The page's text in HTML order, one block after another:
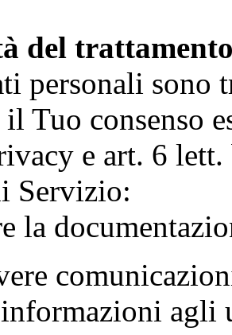
del
personali sono
Tuo consenso
e art. 6
Servizio:
la
agli